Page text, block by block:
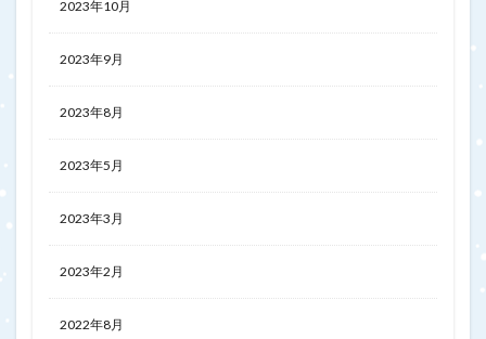
2023年10月
2023年9月
2023年8月
2023年5月
2023年3月
2023年2月
2022年8月